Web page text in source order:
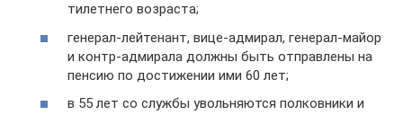
тилетнего возраста;
генерал-лейтенант, вице-адмирал, генерал-майор
и контр-адмирала должны быть отправлены на
пенсию по достижении ими 60 лет;
в 55 лет со службы увольняются полковники и